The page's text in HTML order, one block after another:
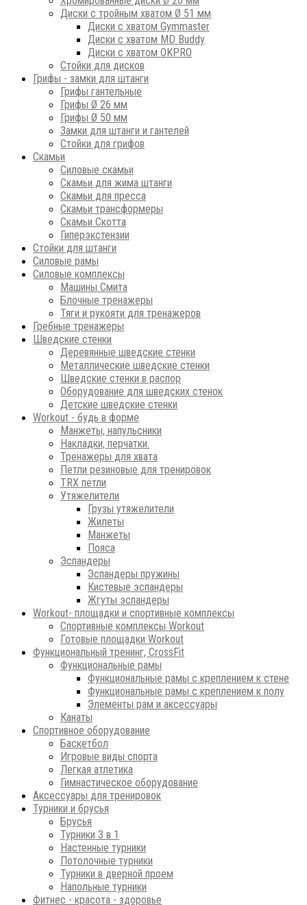
Диски с тройным хватом Ø 51 мм
Диски с хватом Gymmaster
Диски с хватом MD Buddy
Диски с хватом OKPRO
Стойки для дисков
Грифы - замки для штанги
Грифы гантельные
Грифы Ø 26 мм
Грифы Ø 50 мм
Замки для штанги и гантелей
Стойки для грифов
Скамьи
Силовые скамьи
Скамьи для жима штанги
Скамьи для пресса
Скамьи трансформеры
Скамьи Скотта
Гиперэкстензии
Стойки для штанги
Силовые рамы
Силовые комплексы
Машины Смита
Блочные тренажеры
Тяги и рукояти для тренажеров
Гребные тренажеры
Шведские стенки
Деревянные шведские стенки
Металлические шведские стенки
Шведские стенки в распор
Оборудование для шведских стенок
Детские шведские стенки
Workout - будь в форме
Манжеты, напульсники
Накладки, перчатки.
Тренажеры для хвата
Петли резиновые для тренировок
ТRХ петли
Утяжелители
Грузы утяжелители
Жилеты
Манжеты
Пояса
Эспандеры
Эспандеры пружины
Кистевые эспандеры
Жгуты эспандеры
Workout- площадки и спортивные комплексы
Спортивные комплексы Workout
Готовые площадки Workout
Функциональный тренинг, CrossFit
Функциональные рамы
Функциональные рамы с креплением к стене
Функциональные рамы с креплением к полу
Элементы рам и аксессуары
Канаты
Спортивное оборудование
Баскетбол
Игровые виды спорта
Легкая атлетика
Гимнастическое оборудование
Аксессуары для тренировок
Турники и брусья
Брусья
Турники 3 в 1
Настенные турники
Потолочные турники
Турники в дверной проем
Напольные турники
Фитнес - красота - здоровье